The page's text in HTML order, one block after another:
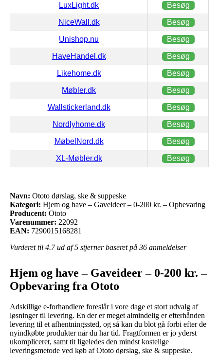
LuxLight.dk Besøg
NiceWall.dk Besøg
Unishop.nu Besøg
HaveHandel.dk Besøg
Likehome.dk Besøg
Møbler.dk Besøg
Wallstickerland.dk Besøg
Nordlyhome.dk Besøg
MøbelNord.dk Besøg
XL-Møbler.dk Besøg
Navn: Ototo dørslag, ske & suppeske
Kategori: Hjem og have – Gaveideer – 0-200 kr. – Opbevaring
Producent: Ototo
Varenummer: 22092
EAN: 7290015168281
Vurderet til 4.7ud af 5 stjerner baseret på 36 anmeldelser
Hjem og have – Gaveideer – 0-200 kr. –
Opbevaring fra Ototo
Adskillige e-forhandlere foreslår i vore dage et stort udvalg af
løsninger til levering. En der er meget almindelig er efterhånden
levering til et afhentningssted, og så kan du blot gå forbi efter de
nyindkøbte produkter når du har tid. Fragtformen er jo yderst
ukompliceret, samt tit ligeledes den mindst kostelige
leveringsmetode ved køb af Ototo dørslag, ske & suppeske.